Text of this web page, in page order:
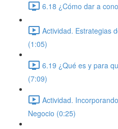
6.18 ¿Cómo dar a
Actividad. Estrategias
(1:05)
6.19 ¿Qué es y para
(7:09)
Actividad.
Negocio (0:25)